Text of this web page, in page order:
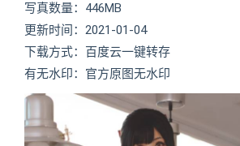
写真数量：446MB
更新时间：2021-01-04
下载方式：百度云一键转存
有无水印：官方原图无水印